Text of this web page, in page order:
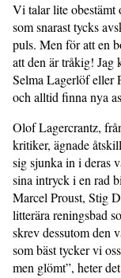
Vi talar lite obestämt
som snarast tycks
puls. Men för att en
att den är tråkig! Jag
Selma Lagerlöf eller
och alltid finna nya
Olof Lagercrantz,
kritiker, ägnade
sig sjunka in i deras
sina intryck i en rad
Marcel Proust, Stig
litterära renings­bad
skrev dessutom den
som bäst tycker vi
men glömt”, heter